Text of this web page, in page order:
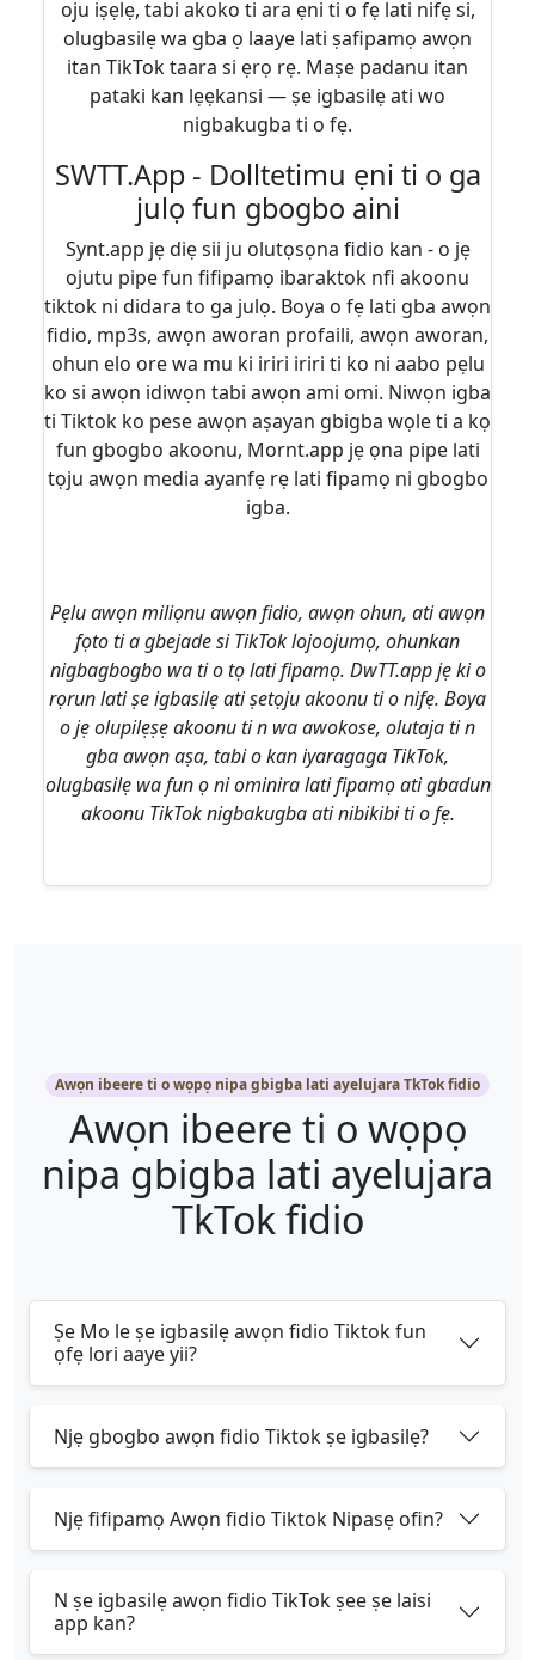
oju iṣẹlẹ, tabi akoko ti ara ẹni ti o fẹ lati nifẹ si,
olugbasilẹ wa gba ọ laaye lati ṣafipamọ awọn
itan TikTok taara si ẹrọ rẹ. Maṣe padanu itan
pataki kan lẹẹkansi — ṣe igbasilẹ ati wo
nigbakugba ti o fẹ.
SWTT.App - Dolltetimu ẹni ti o ga
julọ fun gbogbo aini
Synt.app jẹ diẹ sii ju olutọsọna fidio kan - o jẹ
ojutu pipe fun fifipamọ ibaraktok nfi akoonu
tiktok ni didara to ga julọ. Boya o fẹ lati gba awọn
fidio, mp3s, awọn aworan profaili, awọn aworan,
ohun elo ore wa mu ki iriri iriri ti ko ni aabo pẹlu
ko si awọn idiwọn tabi awọn ami omi. Niwọn igba
ti Tiktok ko pese awọn aṣayan gbigba wọle ti a kọ
fun gbogbo akoonu, Mornt.app jẹ ọna pipe lati
tọju awọn media ayanfẹ rẹ lati fipamọ ni gbogbo
igba.
Pẹlu awọn miliọnu awọn fidio, awọn ohun, ati awọn
fọto ti a gbejade si TikTok lojoojumọ, ohunkan
nigbagbogbo wa ti o tọ lati fipamọ. DwTT.app jẹ ki o
rọrun lati ṣe igbasilẹ ati ṣetọju akoonu ti o nifẹ. Boya
o jẹ olupilẹṣẹ akoonu ti n wa awokose, olutaja ti n
gba awọn aṣa, tabi o kan iyaragaga TikTok,
olugbasilẹ wa fun ọ ni ominira lati fipamọ ati gbadun
akoonu TikTok nigbakugba ati nibikibi ti o fẹ.
Awọn ibeere ti o wọpọ nipa gbigba lati ayelujara TkTok fidio
Awọn ibeere ti o wọpọ
nipa gbigba lati ayelujara
TkTok fidio
Ṣe Mo le ṣe igbasilẹ awọn fidio Tiktok fun
ọfẹ lori aaye yii?
Njẹ gbogbo awọn fidio Tiktok ṣe igbasilẹ?
Njẹ fifipamọ Awọn fidio Tiktok Nipasẹ ofin?
N ṣe igbasilẹ awọn fidio TikTok ṣee ṣe laisi
app kan?